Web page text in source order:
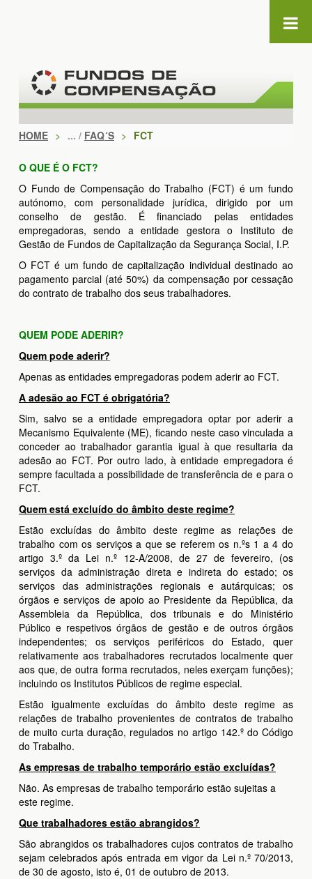
HOME > FAQ´S > FCT
O QUE É O FCT?
O Fundo de Compensação do Trabalho (FCT) é um fundo
autónomo, com personalidade jurídica, dirigido por um
conselho de gestão. É financiado pelas entidades
empregadoras, sendo a entidade gestora o Instituto de
Gestão de Fundos de Capitalização da Segurança Social, I.P.
O FCT é um fundo de capitalização individual destinado ao
pagamento parcial (até 50%) da compensação por cessação
do contrato de trabalho dos seus trabalhadores.
QUEM PODE ADERIR?
Quem pode aderir?
Apenas as entidades empregadoras podem aderir ao FCT.
A adesão ao FCT é obrigatória?
Sim, salvo se a entidade empregadora optar por aderir a
Mecanismo Equivalente (ME), ficando neste caso vinculada a
conceder ao trabalhador garantia igual à que resultaria da
adesão ao FCT. Por outro lado, à entidade empregadora é
sempre facultada a possibilidade de transferência de e para o
FCT.
Quem está excluído do âmbito deste regime?
Estão excluídas do âmbito deste regime as relações de
trabalho com os serviços a que se referem os n.ºs 1 a 4 do
artigo 3.º da Lei n.º 12-A/2008, de 27 de fevereiro, (os
serviços da administração direta e indireta do estado; os
serviços das administrações regionais e autárquicas; os
órgãos e serviços de apoio ao Presidente da República, da
Assembleia da República, dos tribunais e do Ministério
Público e respetivos órgãos de gestão e de outros órgãos
independentes; os serviços periféricos do Estado, quer
relativamente aos trabalhadores recrutados localmente quer
aos que, de outra forma recrutados, neles exerçam funções);
incluindo os Institutos Públicos de regime especial.
Estão igualmente excluídas do âmbito deste regime as
relações de trabalho provenientes de contratos de trabalho
de muito curta duração, regulados no artigo 142.º do Código
do Trabalho.
As empresas de trabalho temporário estão excluídas?
Não. As empresas de trabalho temporário estão sujeitas a
este regime.
Que trabalhadores estão abrangidos?
São abrangidos os trabalhadores cujos contratos de trabalho
sejam celebrados após entrada em vigor da Lei n.º 70/2013,
de 30 de agosto, isto é, 01 de outubro de 2013.